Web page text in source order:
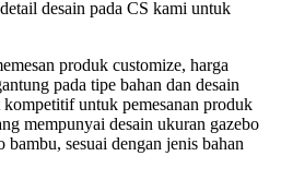
desain pada CS kami untuk
produk customize, harga
pada tipe bahan dan desain
kompetitif untuk pemesanan produk
mempunyai desain ukuran gazebo
sesuai dengan jenis bahan